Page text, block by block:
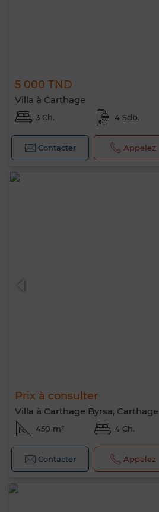
5 000 TND
Villa à Carthage
3 Ch. 4 Sdb.
Contacter Appelez
Prix à consulter
Villa à Carthage Byrsa, Carthage
450 m² 4 Ch.
Contacter Appelez